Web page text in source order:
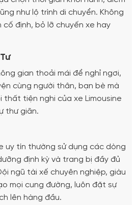
như lộ trình di chuyển. Không
cố định, bỏ lỡ chuyến xe hay
gian thoải mái để nghỉ ngơi,
cùng người thân, bạn bè mà
thất tiện nghi của xe Limousine
thư giãn.
uy tín thường sử dụng các dòng
định kỳ và trang bị đầy đủ
ngũ tài xế chuyên nghiệp, giàu
mọi cung đường, luôn đặt sự
lên hàng đầu.